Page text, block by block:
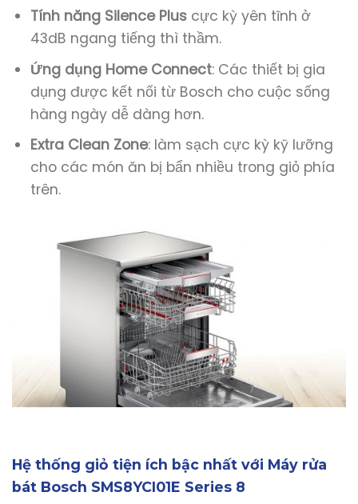
Tính năng Silence Pluscực kỳ yên tĩnh ở
43dB ngang tiếng thì thầm.
Ứng dụng Home Connect: Các thiết bị gia
dụng được kết nối từ Bosch cho cuộc sống
hàng ngày dễ dàng hơn.
Extra Clean Zone: làm sạch cực kỳ kỹ lưỡng
cho các món ăn bị bẩn nhiều trong giỏ phía
trên.
Hệ thống giỏ tiện ích bậc nhất với Máy rửa
bát Bosch SMS8YCI01E Series 8